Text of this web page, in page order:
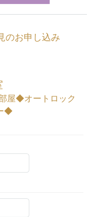
のお申し込み
屋◆オートロック
◆